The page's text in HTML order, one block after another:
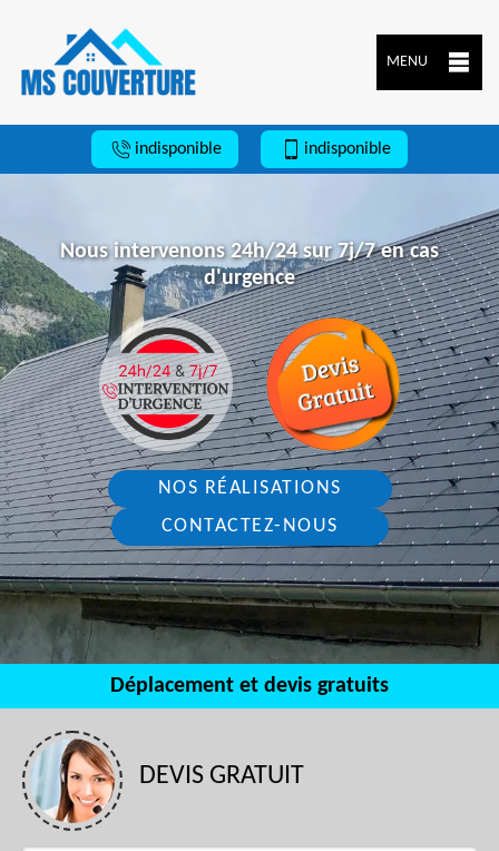
MENU
indisponible indisponible
Nous intervenons 24h/24 sur 7j/7 en cas
d'urgence
NOS RÉALISATIONS
CONTACTEZ-NOUS
Déplacement et devis gratuits
DEVIS GRATUIT